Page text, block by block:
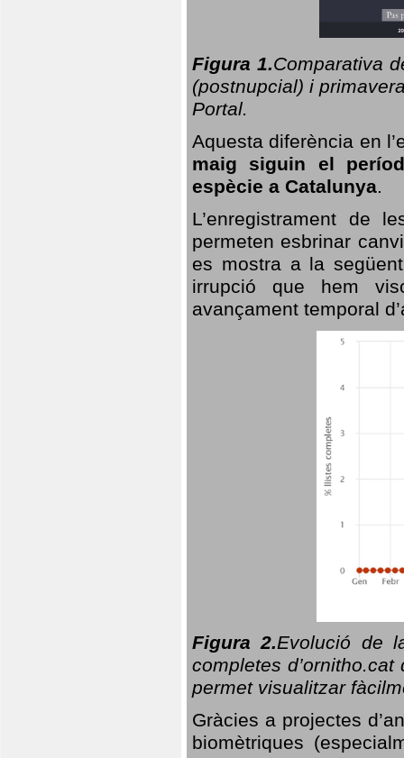
Figura 1.Comparativa
(postnupcial) i
Portal.
Aquesta diferència en
maig siguin el
espècie a Catalunya.
L’enregistrament de
permeten esbrinar
es mostra a la
irrupció que hem
avançament temporal
Figura 2.Evolució de
completes
permet visualitzar
Gràcies a projectes
biomètriques